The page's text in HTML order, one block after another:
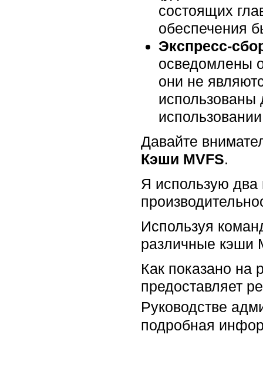
состоящих
обеспечения
Экспресс-
осведомлены
они не
использованы
Давайте
Кэши MVFS.
Я использую два
Используя
различные кэши
Как показано на
предоставляет
Руководстве
подробная